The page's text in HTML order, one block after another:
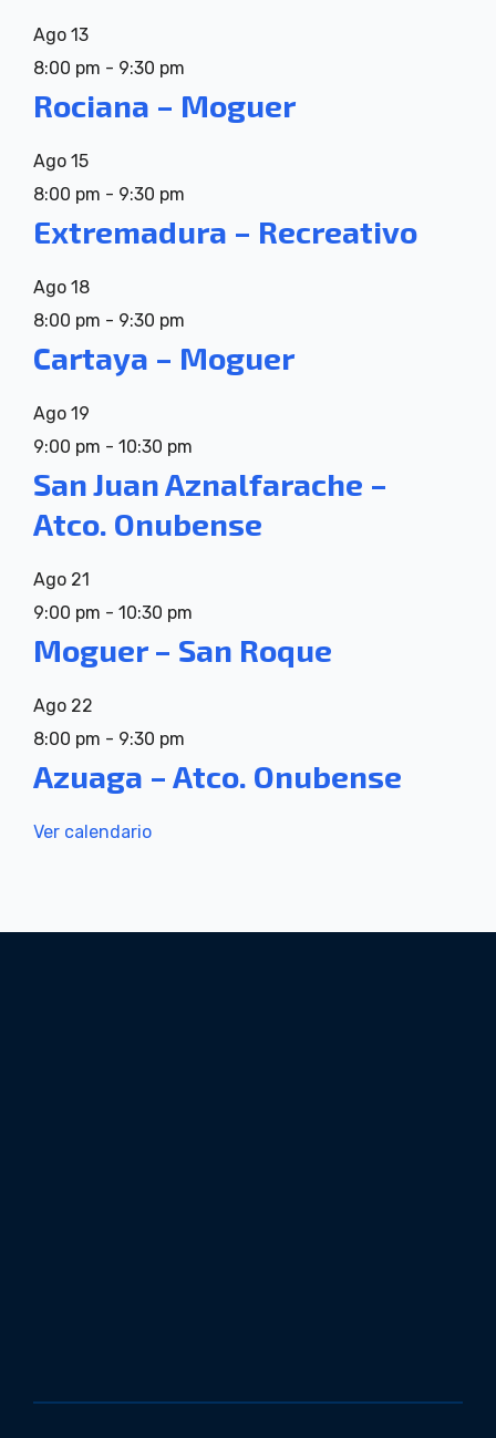
Ago 13
8:00 pm - 9:30 pm
Rociana – Moguer
Ago 15
8:00 pm - 9:30 pm
Extremadura – Recreativo
Ago 18
8:00 pm - 9:30 pm
Cartaya – Moguer
Ago 19
9:00 pm - 10:30 pm
San Juan Aznalfarache –
Atco. Onubense
Ago 21
9:00 pm - 10:30 pm
Moguer – San Roque
Ago 22
8:00 pm - 9:30 pm
Azuaga – Atco. Onubense
Ver calendario